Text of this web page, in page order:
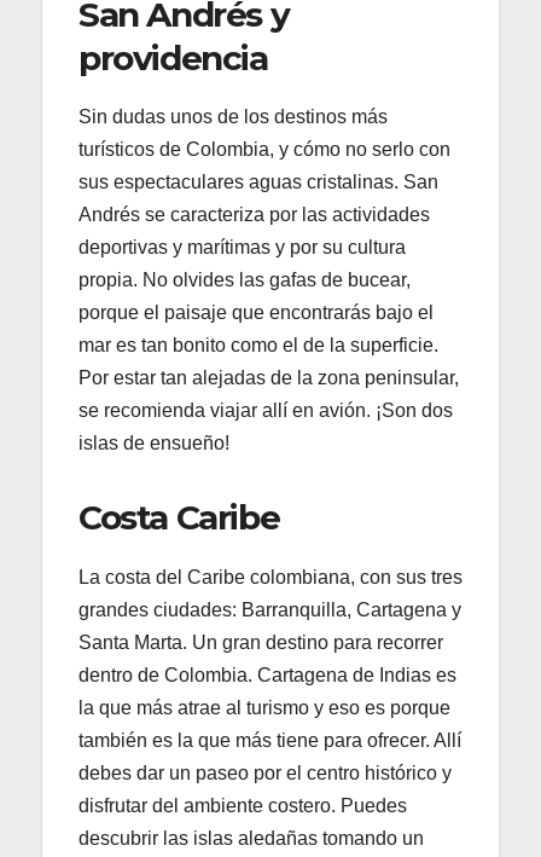
San Andrés y
providencia
Sin dudas unos de los destinos más
turísticos de Colombia, y cómo no serlo con
sus espectaculares aguas cristalinas. San
Andrés se caracteriza por las actividades
deportivas y marítimas y por su cultura
propia. No olvides las gafas de bucear,
porque el paisaje que encontrarás bajo el
mar es tan bonito como el de la superficie.
Por estar tan alejadas de la zona peninsular,
se recomienda viajar allí en avión. ¡Son dos
islas de ensueño!
Costa Caribe
La costa del Caribe colombiana, con sus tres
grandes ciudades: Barranquilla, Cartagena y
Santa Marta. Un gran destino para recorrer
dentro de Colombia. Cartagena de Indias es
la que más atrae al turismo y eso es porque
también es la que más tiene para ofrecer. Allí
debes dar un paseo por el centro histórico y
disfrutar del ambiente costero. Puedes
descubrir las islas aledañas tomando un